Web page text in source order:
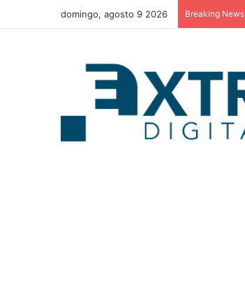
domingo, agosto 9 2026 Breaking News